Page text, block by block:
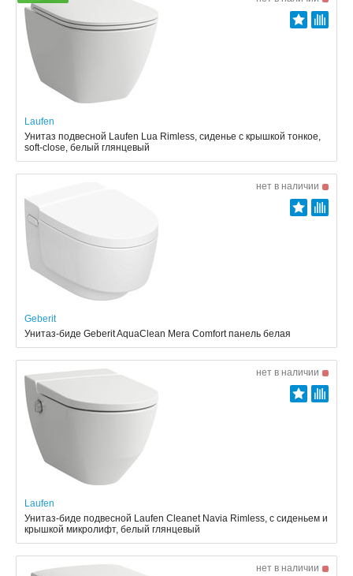
Laufen
Унитаз подвесной Laufen Lua Rimless, сиденье с крышкой тонкое,
soft-close, белый глянцевый
нет в наличии
Geberit
Унитаз-биде Geberit AquaClean Mera Comfort панель белая
нет в наличии
Laufen
Унитаз-биде подвесной Laufen Cleanet Navia Rimless, с сиденьем и
крышкой микролифт, белый глянцевый
нет в наличии